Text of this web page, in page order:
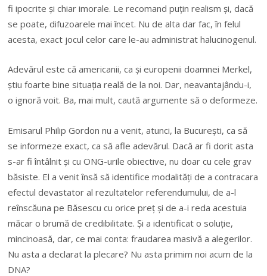
fi ipocrite și chiar imorale. Le recomand puțin realism și, dacă
se poate, difuzoarele mai încet. Nu de alta dar fac, în felul
acesta, exact jocul celor care le-au administrat halucinogenul.
Adevărul este că americanii, ca și europenii doamnei Merkel,
știu foarte bine situația reală de la noi. Dar, neavantajându-i,
o ignoră voit. Ba, mai mult, caută argumente să o deformeze.
Emisarul Philip Gordon nu a venit, atunci, la București, ca să
se informeze exact, ca să afle adevărul. Dacă ar fi dorit asta
s-ar fi întâlnit și cu ONG-urile obiective, nu doar cu cele grav
băsiste. El a venit însă să identifice modalități de a contracara
efectul devastator al rezultatelor referendumului, de a-l
reînscăuna pe Băsescu cu orice preț și de a-i reda acestuia
măcar o brumă de credibilitate. Și a identificat o soluție,
mincinoasă, dar, ce mai conta: fraudarea masivă a alegerilor.
Nu asta a declarat la plecare? Nu asta primim noi acum de la
DNA?